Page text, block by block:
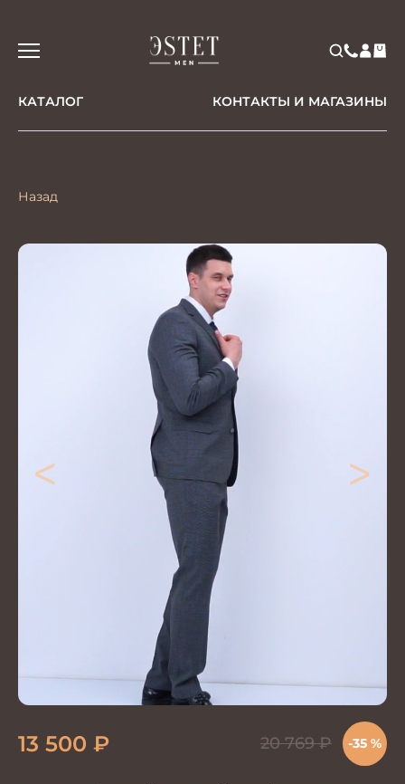
КАТАЛОГ КОНТАКТЫ И МАГАЗИНЫ
Назад
< >
13 500 ₽ 20 769₽ -35 %